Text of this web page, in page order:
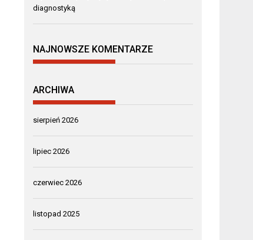
diagnostyką
NAJNOWSZE KOMENTARZE
ARCHIWA
sierpień 2026
lipiec 2026
czerwiec 2026
listopad 2025